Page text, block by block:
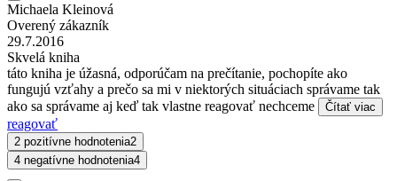
Michaela Kleinová
Overený zákazník
29.7.2016
Skvelá kniha
táto kniha je úžasná, odporúčam na prečítanie, pochopíte ako
fungujú vzťahy a prečo sa mi v niektorých situáciach správame tak
ako sa správame aj keď tak vlastne reagovať nechceme
Čítať viac
reagovať
2 pozitívne hodnotenia2
4 negatívne hodnotenia4